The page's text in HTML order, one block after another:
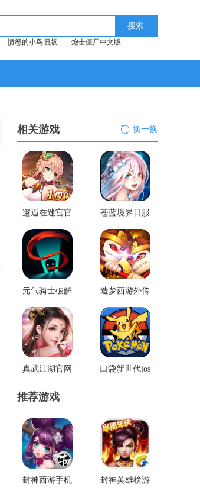
愤怒的小鸟旧版 炮击僵尸中文版
相关游戏 换一换
邂逅在迷宫官
网版
苍蓝境界日服
官方版
元气骑士破解
版3.31版
造梦西游外传
破解版
真武江湖官网 口袋新世代ios
推荐游戏
封神西游手机 封神英雄榜游